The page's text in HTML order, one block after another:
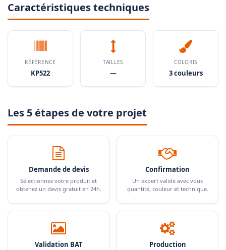
Caractéristiques techniques
RÉFÉRENCE
KP522
TAILLES
—
COLORIS
3 couleurs
Les 5 étapes de votre projet
Demande de devis
Sélectionnez votre produit et
obtenez un devis gratuit en 24h.
Confirmation
Un expert valide avec vous
quantité, couleur et technique.
Validation BAT Production